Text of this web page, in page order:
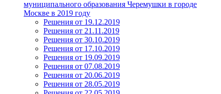
муниципального образования Черемушки в городе
Москве в 2019 году
Решения от 19.12.2019
Решения от 21.11.2019
Решения от 30.10.2019
Решения от 17.10.2019
Решения от 19.09.2019
Решения от 07.08.2019
Решения от 20.06.2019
Решения от 28.05.2019